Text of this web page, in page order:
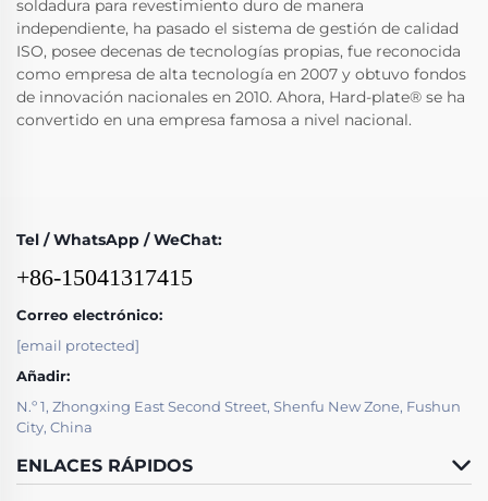
soldadura para revestimiento duro de manera
independiente, ha pasado el sistema de gestión de calidad
ISO, posee decenas de tecnologías propias, fue reconocida
como empresa de alta tecnología en 2007 y obtuvo fondos
de innovación nacionales en 2010. Ahora, Hard-plate® se ha
convertido en una empresa famosa a nivel nacional.
Tel / WhatsApp / WeChat:
+86-15041317415
Correo electrónico:
[email protected]
Añadir:
N.º 1, Zhongxing East Second Street, Shenfu New Zone, Fushun
City, China
ENLACES RÁPIDOS